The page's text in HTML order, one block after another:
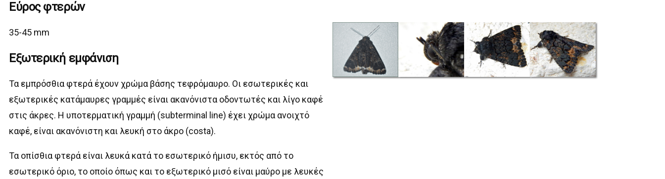
Εύρος φτερών
35-45 mm
Εξωτερική εμφάνιση
Τα εμπρόσθια φτερά έχουν χρώμα βάσης τεφρόμαυρο. Οι εσωτερικές και
εξωτερικές κατάμαυρες γραμμές είναι ακανόνιστα οδοντωτές και λίγο καφέ
στις άκρες. Η υποτερματική γραμμή (subterminal line) έχει χρώμα ανοιχτό
καφέ, είναι ακανόνιστη και λευκή στο άκρο (costa).
Τα οπίσθια φτερά είναι λευκά κατά το εσωτερικό ήμισυ, εκτός από το
εσωτερικό όριο, το οποίο όπως και το εξωτερικό μισό είναι μαύρο με λευκές